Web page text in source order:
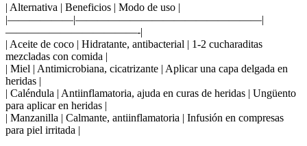
| Alternativa | Beneficios | Modo de uso |
|——————|—————————————————|
————————————-|
| Aceite de coco | Hidratante, antibacterial | 1-2 cucharaditas
mezcladas con comida |
| Miel | Antimicrobiana, cicatrizante | Aplicar una capa delgada en
heridas |
| Caléndula | Antiinflamatoria, ajuda en curas de heridas | Ungüento
para aplicar en heridas |
| Manzanilla | Calmante, antiinflamatoria | Infusión en compresas
para piel irritada |